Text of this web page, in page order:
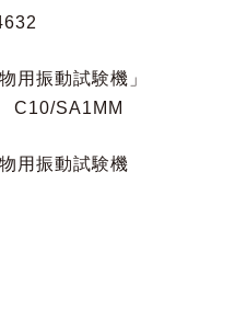
用振動試験機」
SA1MM
用振動試験機